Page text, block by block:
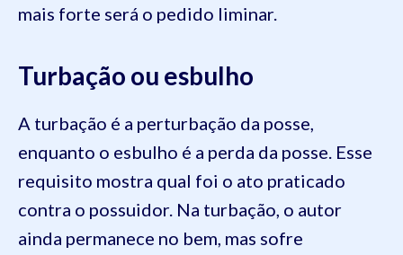
mais forte será o pedido liminar.
Turbação ou esbulho
A turbação é a perturbação da posse,
enquanto o esbulho é a perda da posse. Esse
requisito mostra qual foi o ato praticado
contra o possuidor. Na turbação, o autor
ainda permanece no bem, mas sofre